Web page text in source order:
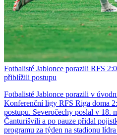
Fotbalisté Jablonce porazili RFS
přiblížili postupu
Fotbalisté Jablonce porazili v
Konferenční ligy RFS Riga doma
postupu. Severočechy poslal v 18.
Čanturišvili a po pauze přidal
programu za týden na stadionu